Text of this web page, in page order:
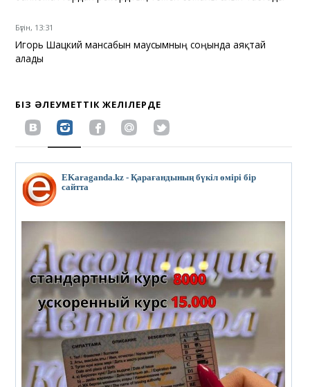
Бүгін, 13:31
Игорь Шацкий мансабын маусымның соңында аяқтай
алады
БІЗ ӘЛЕУМЕТТІК ЖЕЛІЛЕРДЕ
EKaraganda.kz - Қарағандының бүкіл өмірі бір
сайтта